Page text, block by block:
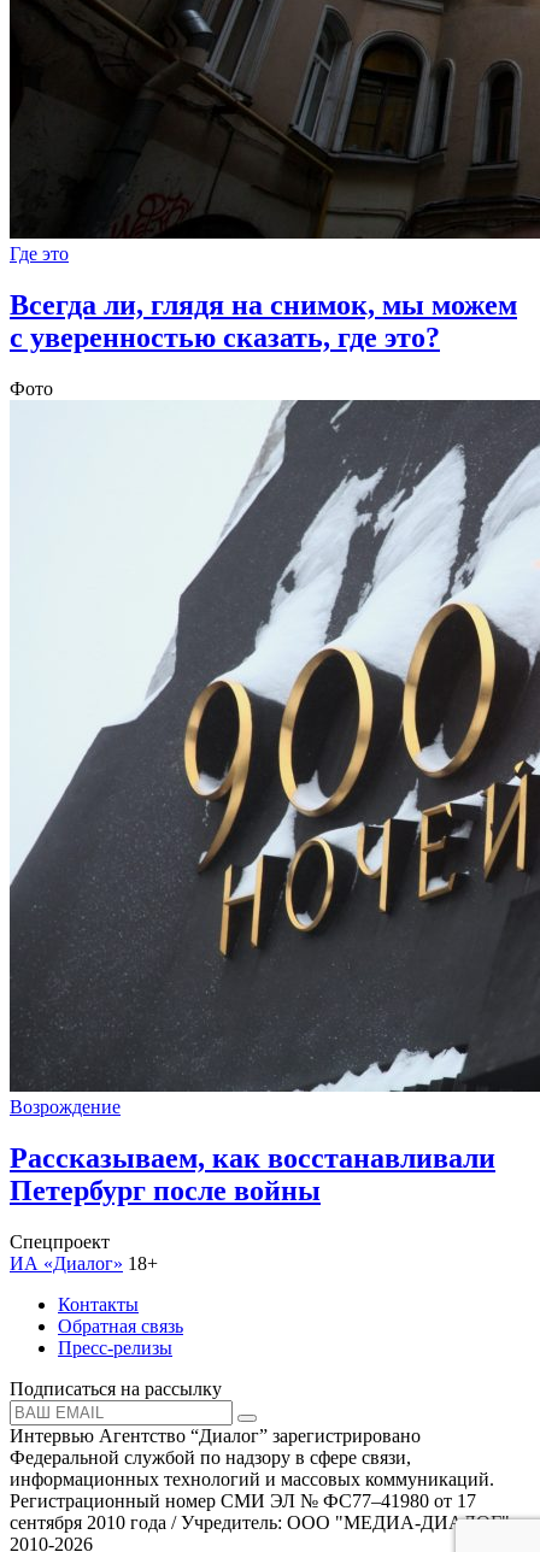
Где это
Всегда ли, глядя на снимок, мы можем
с уверенностью сказать, где это?
Фото
Возрождение
Рассказываем, как восстанавливали
Петербург после войны
Спецпроект
ИА «Диалог» 18+
Контакты
Обратная связь
Пресс-релизы
Подписаться на рассылку
Интервью Агентство “Диалог” зарегистрировано
Федеральной службой по надзору в сфере связи,
информационных технологий и массовых коммуникаций.
Регистрационный номер СМИ ЭЛ № ФС77–41980 от 17
сентября 2010 года / Учредитель: ООО "МЕДИА-ДИАЛОГ"
2010-2026